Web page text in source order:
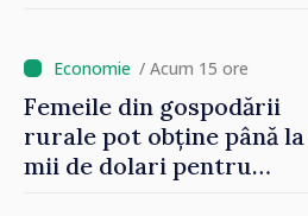
un nivel mai mic”
/ Acum 15 ore
Femeile din gospodării
rurale pot obține până la
mii de dolari pentru